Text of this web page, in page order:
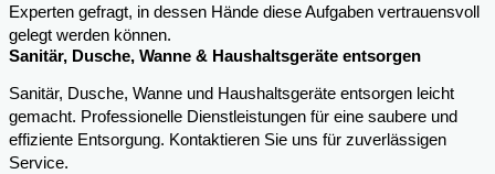
Experten gefragt, in dessen Hände diese Aufgaben vertrauensvoll
gelegt werden können.
Sanitär, Dusche, Wanne & Haushaltsgeräte entsorgen
Sanitär, Dusche, Wanne und Haushaltsgeräte entsorgen leicht
gemacht. Professionelle Dienstleistungen für eine saubere und
effiziente Entsorgung. Kontaktieren Sie uns für zuverlässigen
Service.